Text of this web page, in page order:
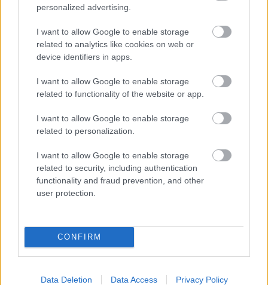
personalized advertising.
I want to allow Google to enable storage
related to analytics like cookies on web or
device identifiers in apps.
I want to allow Google to enable storage
related to functionality of the website or app.
I want to allow Google to enable storage
related to personalization.
I want to allow Google to enable storage
related to security, including authentication
functionality and fraud prevention, and other
user protection.
CONFIRM
Data Deletion Data Access Privacy Policy
2021.10.03. Kiss Lajos
Mindhárom járműben
hagyott bűnjeleket
saját magát, a
tetthelyen szundikáló
elkövetőt ugyanis
könnyű volt elkapni.
vezetékeit, de beindítani nem sikerült az autókat. A
mozgalmas éjszaka után a jogsértő egyszerűen elaludt az
egyik megrongált járműben. Egy szolnoki lakos tett bejelentést
ismeretlen személy a parkolóban hagyott gépkocsiját 2021.
október 1-jén 19 óra és október 2-án 1 óra között kinyitotta,
ott kutatást végzett. Az ismeretlen a műszerfalat is kibontotta,
a kesztyűtartót kitörte, és onnan…